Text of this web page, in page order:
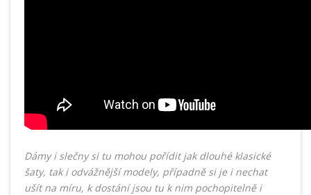
Dámy i slečny si tu mohou pořídit jak dlouhé klasické
šaty, tak i odvážnější modely, případně si je i nechat
ušít na míru, k dostání jsou tu k nim pochopitelně i